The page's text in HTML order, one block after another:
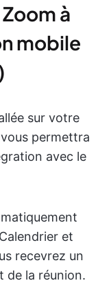
à
mobile
sur votre
permettra
avec le
et
recevrez un
de la réunion.